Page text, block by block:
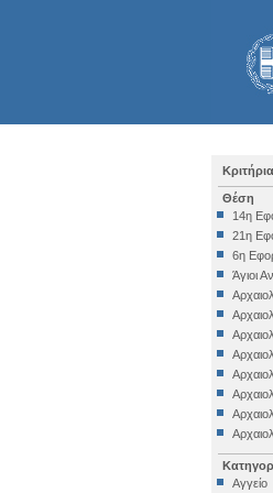
Θέση
14η
21η
6η
Άγιοι
Αγγείο